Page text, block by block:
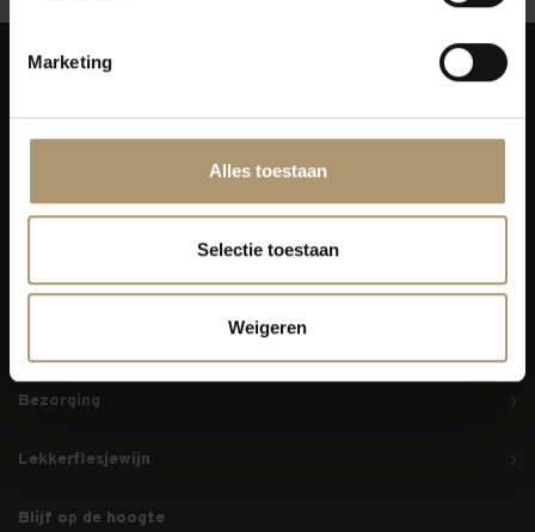
Marketing
Alles toestaan
Selectie toestaan
Weigeren
2431 AE Noorden
info@lekkerflesjewijn.nl
Bezorging
Lekkerflesjewijn
Blijf op de hoogte